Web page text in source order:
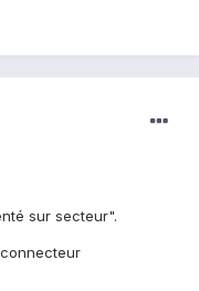
sur secteur".